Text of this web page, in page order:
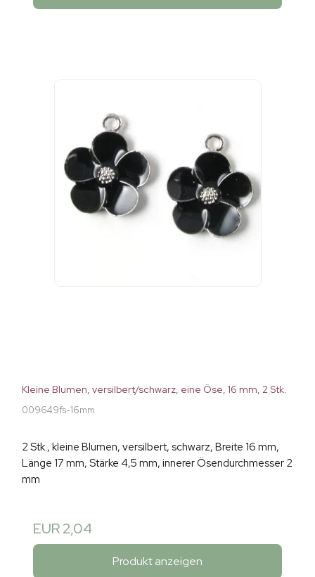
Kleine Blumen, versilbert/schwarz, eine Öse, 16 mm, 2 Stk.
009649fs-16mm
2 Stk., kleine Blumen, versilbert, schwarz, Breite 16 mm,
Länge 17 mm, Stärke 4,5 mm, innerer Ösendurchmesser 2
mm
EUR 2,04
Produkt anzeigen